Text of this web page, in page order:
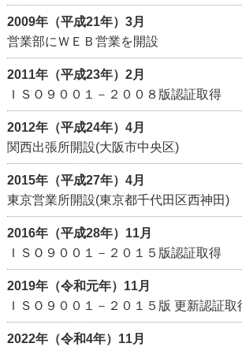
2009年（平成21年）3月
営業部にＷＥＢ営業を開設
2011年（平成23年）2月
ＩＳＯ９００１－２００８版認証取得
2012年（平成24年）4月
関西出張所開設(大阪市中央区)
2015年（平成27年）4月
東京営業所開設(東京都千代田区西神田)
2016年（平成28年）11月
ＩＳＯ９００１－２０１５版認証取得
2019年（令和元年）11月
ＩＳＯ９００１－２０１５版 更新認証取
2022年（令和4年）11月